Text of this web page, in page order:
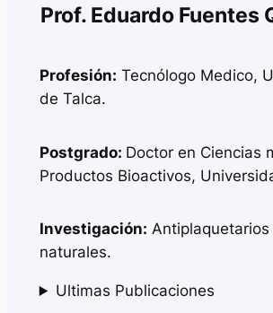
Prof. Eduardo Fuentes
Profesión: Tecnólogo Medico,
de Talca.
Postgrado: Doctor en Ciencias
Productos Bioactivos,
Investigación:
naturales.
Ultimas Publicaciones